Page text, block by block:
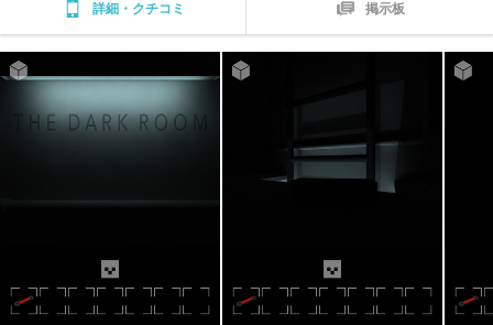
ランキング
マイページ
詳細・クチコミ 掲示板